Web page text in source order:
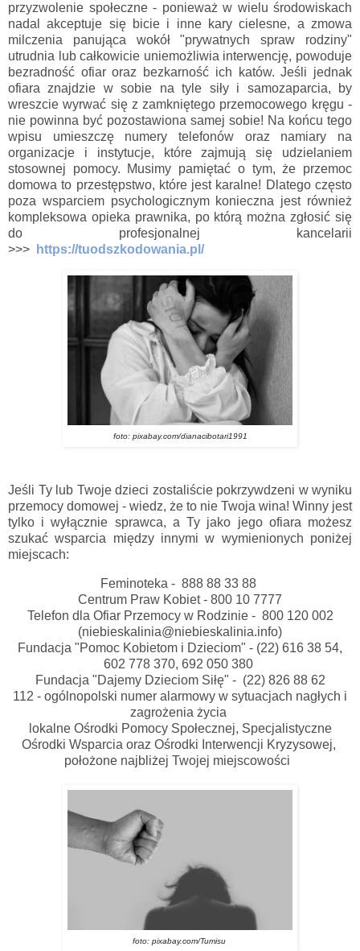
przyzwolenie społeczne - ponieważ w wielu środowiskach
nadal akceptuje się bicie i inne kary cielesne, a zmowa
milczenia panująca wokół "prywatnych spraw rodziny"
utrudnia lub całkowicie uniemożliwia interwencję, powoduje
bezradność ofiar oraz bezkarność ich katów. Jeśli jednak
ofiara znajdzie w sobie na tyle siły i samozaparcia, by
wreszcie wyrwać się z zamkniętego przemocowego kręgu -
nie powinna być pozostawiona samej sobie! Na końcu tego
wpisu umieszczę numery telefonów oraz namiary na
organizacje i instytucje, które zajmują się udzielaniem
stosownej pomocy. Musimy pamiętać o tym, że przemoc
domowa to przestępstwo, które jest karalne! Dlatego często
poza wsparciem psychologicznym konieczna jest również
kompleksowa opieka prawnika, po którą można zgłosić się
do profesjonalnej kancelarii
>>>
https://tuodszkodowania.pl/
foto: pixabay.com/dianacibotari1991
Jeśli Ty lub Twoje dzieci zostaliście pokrzywdzeni w wyniku
przemocy domowej - wiedz, że to nie Twoja wina! Winny jest
tylko i wyłącznie sprawca, a Ty jako jego ofiara możesz
szukać wsparcia między innymi w wymienionych poniżej
miejscach:
Feminoteka - 888 88 33 88
Centrum Praw Kobiet - 800 10 7777
Telefon dla Ofiar Przemocy w Rodzinie - 800 120 002
(niebieskalinia@niebieskalinia.info)
Fundacja "Pomoc Kobietom i Dzieciom" - (22) 616 38 54,
602 778 370, 692 050 380
Fundacja "Dajemy Dzieciom Siłę" - (22) 826 88 62
112 - ogólnopolski numer alarmowy w sytuacjach nagłych i
zagrożenia życia
lokalne Ośrodki Pomocy Społecznej, Specjalistyczne
Ośrodki Wsparcia oraz Ośrodki Interwencji Kryzysowej,
położone najbliżej Twojej miejscowości
foto: pixabay.com/Tumisu